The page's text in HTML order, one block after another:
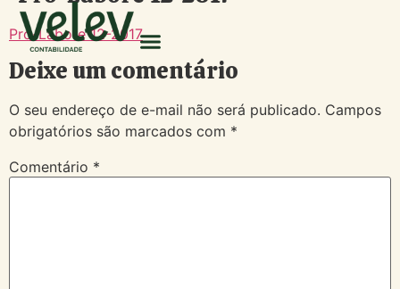
Pro-Labore 12-2017
Deixe um comentário
O seu endereço de e-mail não será publicado. Campos
obrigatórios são marcados com *
Comentário *